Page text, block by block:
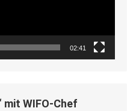
02:41
mit WIFO-Chef